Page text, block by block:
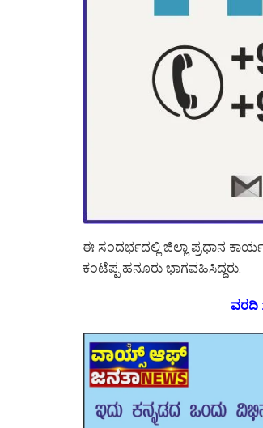
ಈ ಸಂದರ್ಭದಲ್ಲಿ ಜಿಲ್ಲಾ ಪ್ರಧಾನ
ಕಂಟೆಪ್ಪ ಹನೂರು ಭಾಗವಹಿಸಿದ್ದರು.
ವರದಿ